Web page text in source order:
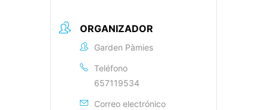
ORGANIZADOR
Garden Pàmies
Teléfono
657119534
Correo electrónico